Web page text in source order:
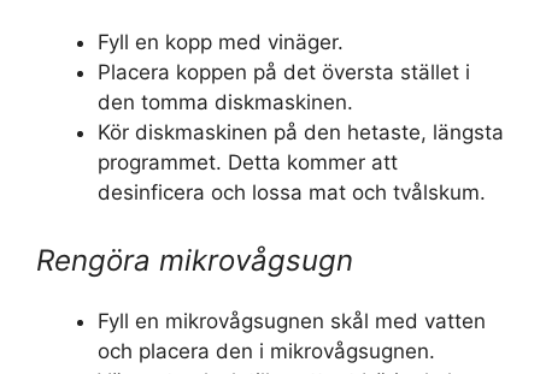
Fyll en kopp med vinäger.
Placera koppen på det översta stället i
den tomma diskmaskinen.
Kör diskmaskinen på den hetaste, längsta
programmet. Detta kommer att
desinficera och lossa mat och tvålskum.
Rengöra mikrovågsugn
Fyll en mikrovågsugnen skål med vatten
och placera den i mikrovågsugnen.